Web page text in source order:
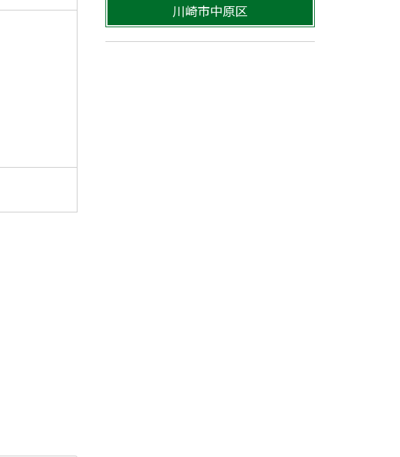
川崎市中原区